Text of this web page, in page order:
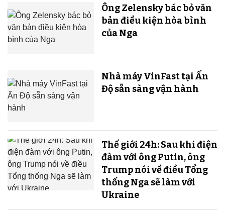
Ông Zelensky bác bỏ văn
bản điều kiện hòa bình
của Nga
Nhà máy VinFast tại Ấn
Độ sẵn sàng v​​​​​​​ận hành
Thế giới 24h: Sau khi điện
đàm với ông Putin, ông
Trump nói về điều Tổng
thống Nga sẽ làm với
Ukraine